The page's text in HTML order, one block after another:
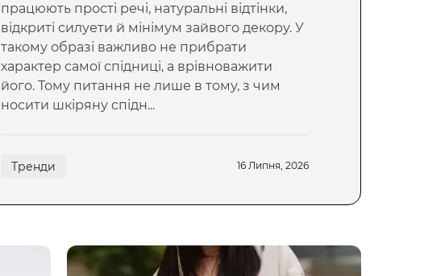
працюють прості речі, натуральні відтінки,
відкриті силуети й мінімум зайвого декору. У
такому образі важливо не прибрати
характер самої спідниці, а врівноважити
його. Тому питання не лише в тому, з чим
носити шкіряну спідн...
Тренди 16 Липня, 2026